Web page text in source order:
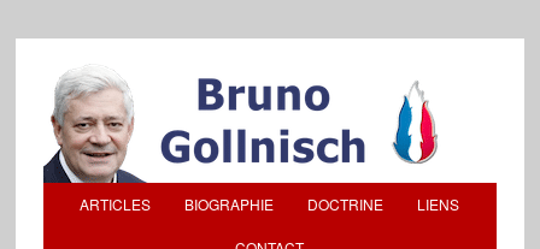
ARTICLES BIOGRAPHIE DOCTRINE LIENS